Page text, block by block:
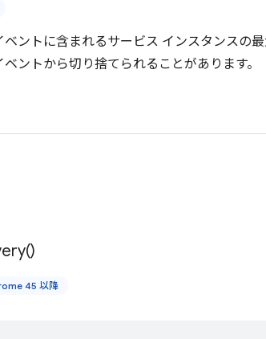
ントに含まれるサービス インスタンスの
ントから切り捨てられることがあります。
)
45 以降